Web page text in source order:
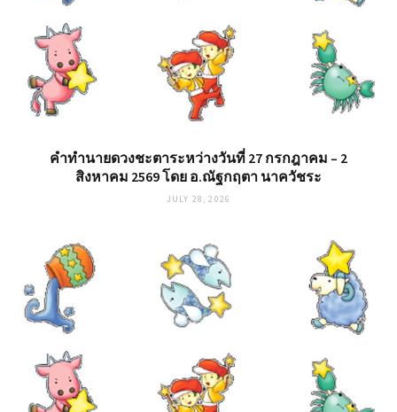
คำทำนายดวงชะตาระหว่างวันที่ 27 กรกฎาคม – 2
สิงหาคม 2569 โดย อ.ณัฐกฤตา นาควัชระ
JULY 28, 2026